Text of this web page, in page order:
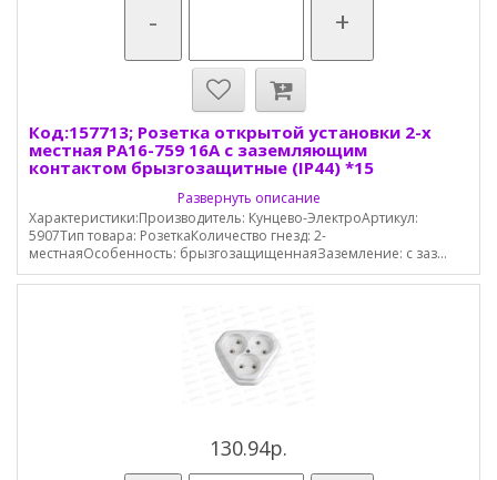
- +
Код:157713; Розетка открытой установки 2-х
местная РА16-759 16А с заземляющим
контактом брызгозащитные (IP44) *15
Развернуть описание
Характеристики:Производитель: Кунцево-ЭлектроАртикул:
5907Тип товара: РозеткаКоличество гнезд: 2-
местнаяОсобенность: брызгозащищеннаяЗаземление: с заз...
130.94р.